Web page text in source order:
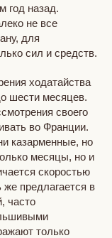
год назад.
не все
для
сил и средств.
ходатайства
шести месяцев.
своего
во Франции.
казарменные, но
месяцы, но и
скоростью
предлагается в
часто
только